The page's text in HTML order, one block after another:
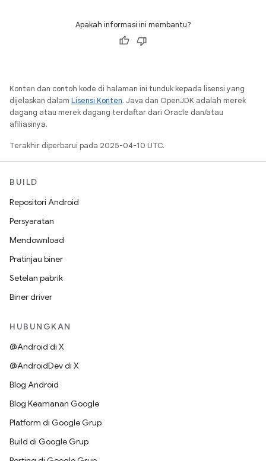
Apakah informasi ini membantu?
Konten dan contoh kode di halaman ini tunduk kepada lisensi yang
dijelaskan dalam Lisensi Konten. Java dan OpenJDK adalah merek
dagang atau merek dagang terdaftar dari Oracle dan/atau
afiliasinya.
Terakhir diperbarui pada 2025-04-10 UTC.
BUILD
Repositori Android
Persyaratan
Mendownload
Pratinjau biner
Setelan pabrik
Biner driver
HUBUNGKAN
@Android di X
@AndroidDev di X
Blog Android
Blog Keamanan Google
Platform di Google Grup
Build di Google Grup